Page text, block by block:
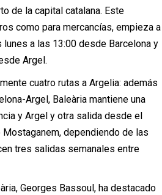
de la capital catalana. Este
como para mercancías, empieza a
a las 13:00 desde Barcelona y
Argel.
cuatro rutas a Argelia: además
Argel, Baleària mantiene una
y Argel y otra salida desde el
Mostaganem, dependiendo de las
tres salidas semanales entre
Georges Bassoul, ha destacado